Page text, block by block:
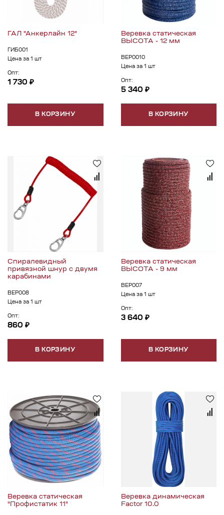
ГАЛ "Анкерлайн 12"
ГИБ001
Цена за 1 шт
Опт:
1 730 ₽
В КОРЗИНУ
Веревка статическая
ВЫСОТА - 12 мм
ВЕР0010
Цена за 1 шт
Опт:
5 340 ₽
В КОРЗИНУ
Спиралевидный
привязной шнур с двумя
карабинами
ВЕР008
Цена за 1 шт
Опт:
860 ₽
В КОРЗИНУ
Веревка статическая
ВЫСОТА - 9 мм
ВЕР007
Цена за 1 шт
Опт:
3 640 ₽
В КОРЗИНУ
Веревка статическая
"Профистатик 11"
Веревка динамическая
Factor 10.0